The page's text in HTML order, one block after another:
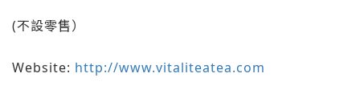
(不設零售）
Website: http://www.vitaliteatea.com